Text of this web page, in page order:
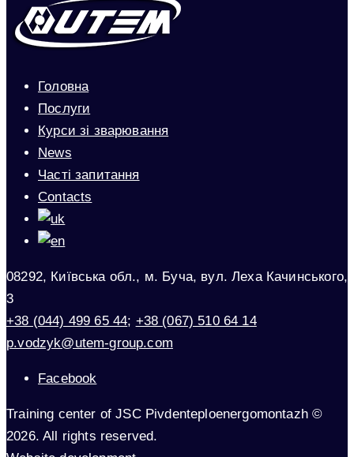
Головна
Послуги
Курси зі зварювання
News
Часті запитання
Contacts
08292, Київська обл., м. Буча, вул. Леха Качинського,
3
+38 (044) 499 65 44; +38 (067) 510 64 14
p.vodzyk@utem-group.com
Facebook
Training center of JSC Pivdenteploenergomontazh ©
2026. All rights reserved.